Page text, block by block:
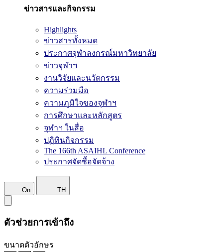
ข่าวสารและกิจกรรม
Highlights
ข่าวสารทั้งหมด
ประกาศจุฬาลงกรณ์มหาวิทยาลัย
ข่าวจุฬาฯ
งานวิจัยและนวัตกรรม
ความร่วมมือ
ความภูมิใจของจุฬาฯ
การศึกษาและหลักสูตร
จุฬาฯ ในสื่อ
ปฏิทินกิจกรรม
The 166th ASAIHL Conference
ประกาศจัดซื้อจัดจ้าง
On TH
ตัวช่วยการเข้าถึง
ขนาดตัวอักษร